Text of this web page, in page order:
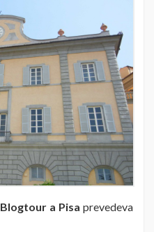
Blogtour a Pisa prevedeva